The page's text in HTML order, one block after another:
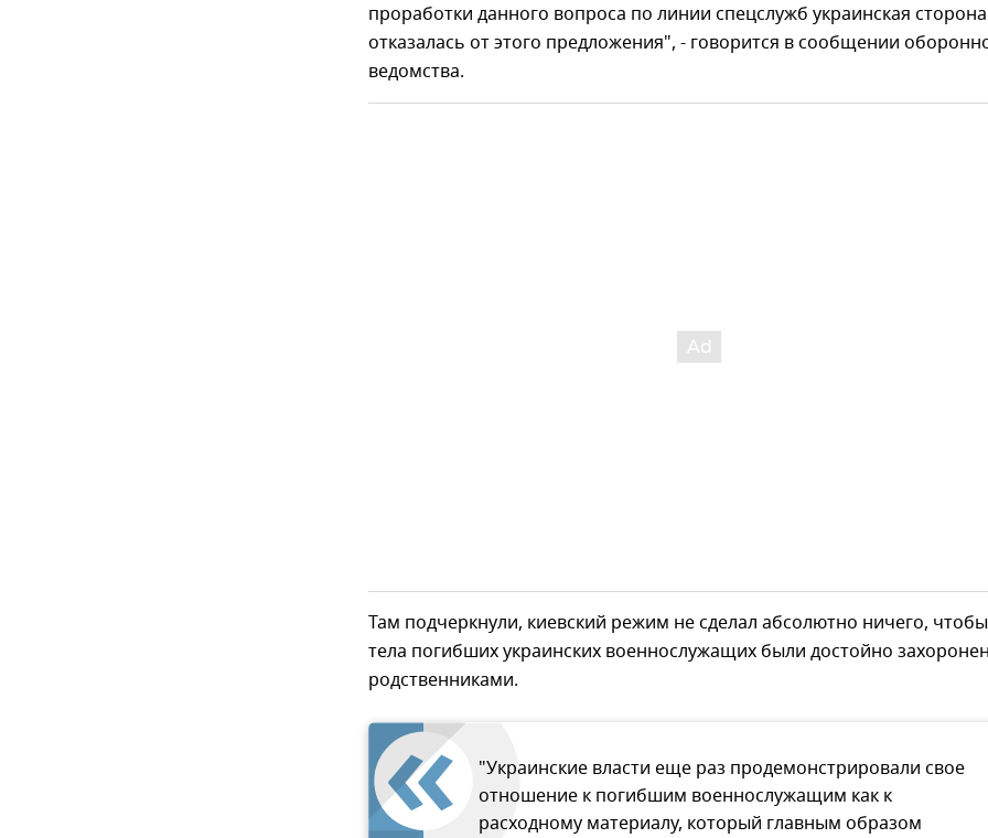
проработки данного вопроса по линии спецслужб украинская сторона
отказалась от этого предложения", - говорится в сообщении
ведомства.
Там подчеркнули, киевский режим не сделал абсолютно ничего, чтобы
тела погибших украинских военнослужащих были достойно
родственниками.
"Украинские власти еще раз продемонстрировали свое
отношение к погибшим военнослужащим как к
расходному материалу, который главным образом